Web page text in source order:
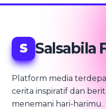
S Salsabila
Platform media
cerita inspiratif dan
menemani hari-harimu.